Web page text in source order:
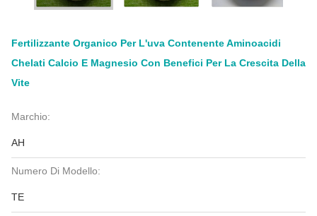
Fertilizzante Organico Per L'uva Contenente Aminoacidi
Chelati Calcio E Magnesio Con Benefici Per La Crescita Della
Vite
Marchio:
AH
Numero Di Modello:
TE